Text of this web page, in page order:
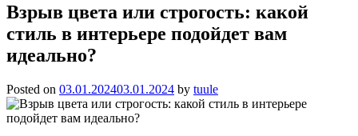
Взрыв цвета или строгость: какой
стиль в интерьере подойдет вам
идеально?
Posted on 03.01.202403.01.2024 by tuule